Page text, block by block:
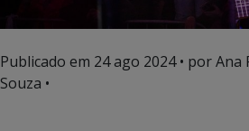
Publicado em 24 ago 2024• por Ana
Souza •